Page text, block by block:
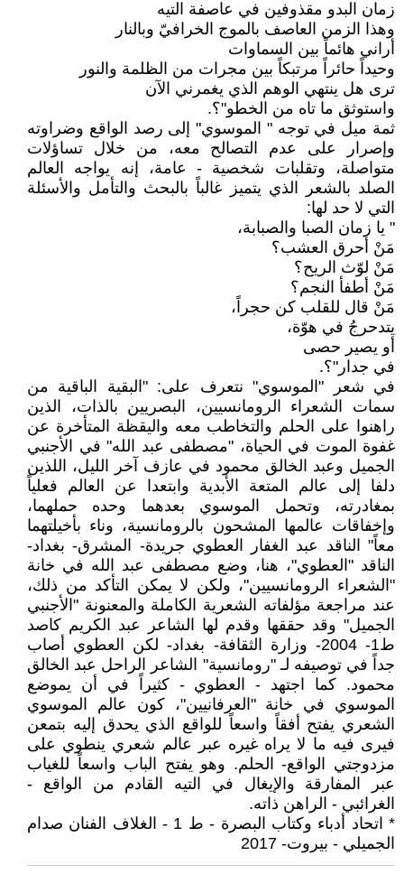
زمان البدو مقذوفين في عاصفة التيه
وهذا الزمن العاصف بالموج الخرافيّ وبالنار
أراني هائماً بين السماوات
وحيداً حائراً مرتبكاً بين مجرات من الظلمة والنور
ترى هل ينتهي الوهم الذي يغمرني الآن
واستوثق ما تاه من الخطو"؟.
ثمة ميل في توجه " الموسوي" إلى رصد الواقع وضراوته
وإصرار على عدم التصالح معه، من خلال تساؤلات
متواصلة، وتقلبات شخصية - عامة، إنه يواجه العالم
الصلد بالشعر الذي يتميز غالباً بالبحث والتأمل والأسئلة
التي لا حد لها:
" يا زمان الصبا والصبابة،
مَنْ أحرق العشب؟
مَنْ لوّث الريح؟
مَنْ أطفأ النجم؟
مَنْ قال للقلب كن حجراً،
يتدحرجُ في هوّة،
أو يصير حصى
في جدار"؟.
في شعر "الموسوي" نتعرف على: "البقية الباقية من
سمات الشعراء الرومانسيين، البصريين بالذات، الذين
راهنوا على الحلم والتخاطب معه واليقظة المتأخرة عن
غفوة الموت في الحياة، "مصطفى عبد الله" في الأجنبي
الجميل وعبد الخالق محمود في عازف آخر الليل، اللذين
دلفا إلى عالم المتعة الأبدية وابتعدا عن العالم فعلياً
بمغادرته، وتحمل الموسوي بعدهما وحده حملهما،
وإخفاقات عالمها المشحون بالرومانسية، وناء بأخيلتهما
معاً" الناقد عبد الغفار العطوي جريدة- المشرق- بغداد-
الناقد "العطوي"، هنا، وضع مصطفى عبد الله في خانة
"الشعراء الرومانسيين"، ولكن لا يمكن التأكد من ذلك،
عند مراجعة مؤلفاته الشعرية الكاملة والمعنونة "الأجنبي
الجميل" وقد حققها وقدم لها الشاعر عبد الكريم كاصد
ط1- 2004- وزارة الثقافة- بغداد- لكن العطوي أصاب
جداً في توصيفه لـ "رومانسية" الشاعر الراحل عبد الخالق
محمود. كما اجتهد - العطوي - كثيراً في أن يموضع
الموسوي في خانة "العرفانيين"، كون عالم الموسوي
الشعري يفتح أفقاً واسعاً للواقع الذي يحدق إليه بتمعن
فيرى فيه ما لا يراه غيره عبر عالم شعري ينطوي على
مزدوجتي الواقع- الحلم. وهو يفتح الباب واسعاً للغياب
عبر المفارقة والإيغال في التيه القادم من الواقع -
الغرائبي - الراهن ذاته.
* اتحاد أدباء وكتاب البصرة - ط 1 - الغلاف الفنان صدام
الجميلي - بيروت- 2017